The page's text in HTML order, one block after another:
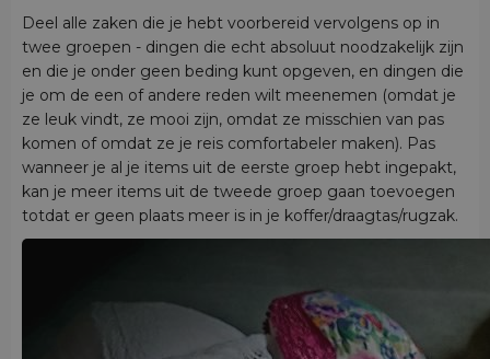
Deel alle zaken die je hebt voorbereid vervolgens op in
twee groepen - dingen die echt absoluut noodzakelijk zijn
en die je onder geen beding kunt opgeven, en dingen die
je om de een of andere reden wilt meenemen (omdat je
ze leuk vindt, ze mooi zijn, omdat ze misschien van pas
komen of omdat ze je reis comfortabeler maken). Pas
wanneer je al je items uit de eerste groep hebt ingepakt,
kan je meer items uit de tweede groep gaan toevoegen
totdat er geen plaats meer is in je koffer/draagtas/rugzak.